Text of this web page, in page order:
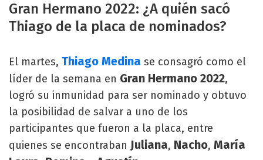
Gran Hermano 2022: ¿A quién sacó
Thiago de la placa de nominados?
El martes, Thiago Medina se consagró como el
líder de la semana en Gran Hermano 2022,
logró su inmunidad para ser nominado y obtuvo
la posibilidad de salvar a uno de los
participantes que fueron a la placa, entre
quienes se encontraban Juliana, Nacho, María